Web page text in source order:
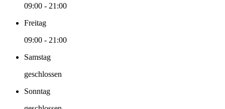
09:00 - 21:00
Freitag
09:00 - 21:00
Samstag
geschlossen
Sonntag